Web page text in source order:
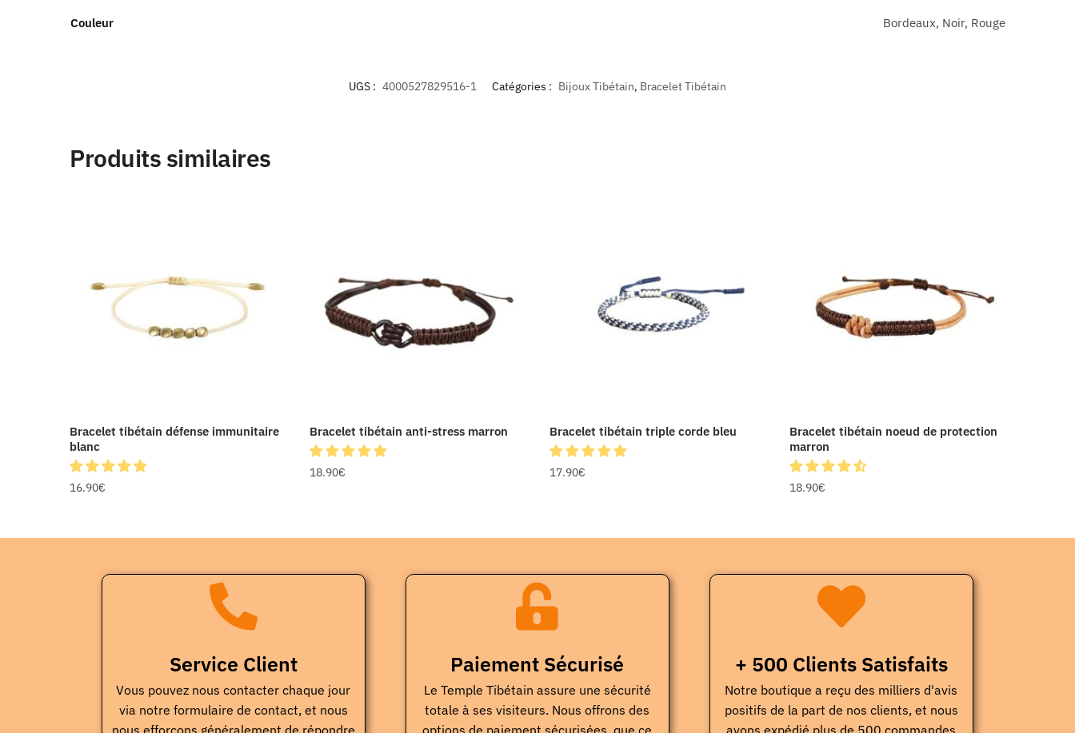
Couleur Bordeaux, Noir, Rouge
UGS : 4000527829516-1 Catégories : Bijoux Tibétain, Bracelet Tibétain
Produits similaires
Bracelet tibétain défense immunitaire
blanc
16.90€
Bracelet tibétain anti-stress marron
18.90€
Bracelet tibétain triple corde bleu
17.90€
Bracelet tibétain noeud de protection
marron
18.90€
Service Client
Vous pouvez nous contacter chaque jour
via notre formulaire de contact, et nous
nous efforçons généralement de répondre
Paiement Sécurisé
Le Temple Tibétain assure une sécurité
totale à ses visiteurs. Nous offrons des
options de paiement sécurisées, que ce
+ 500 Clients Satisfaits
Notre boutique a reçu des milliers d'avis
positifs de la part de nos clients, et nous
avons expédié plus de 500 commandes